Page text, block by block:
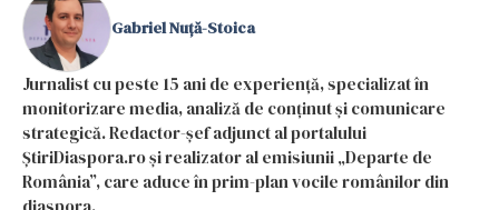
Gabriel Nuță-Stoica
Jurnalist cu peste 15 ani de experiență, specializat în
monitorizare media, analiză de conținut și comunicare
strategică. Redactor-șef adjunct al portalului
ȘtiriDiaspora.ro și realizator al emisiunii „Departe de
România”, care aduce în prim-plan vocile românilor din